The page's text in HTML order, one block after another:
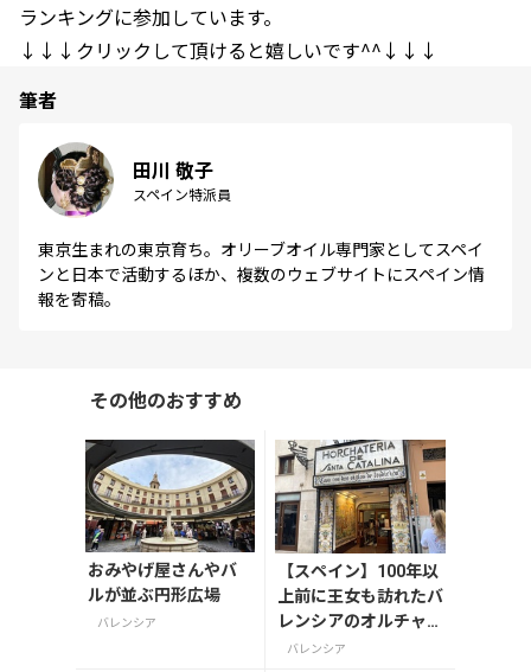
ランキングに参加しています。
↓↓↓クリックして頂けると嬉しいです^^↓↓↓
筆者
田川 敬子
スペイン特派員
東京生まれの東京育ち。オリーブオイル専門家としてスペイ
ンと日本で活動するほか、複数のウェブサイトにスペイン情
報を寄稿。
その他のおすすめ
おみやげ屋さんやバ
ルが並ぶ円形広場
バレンシア
【スペイン】100年以
上前に王女も訪れたバ
レンシアのオルチャー
タカフェ
バレンシア